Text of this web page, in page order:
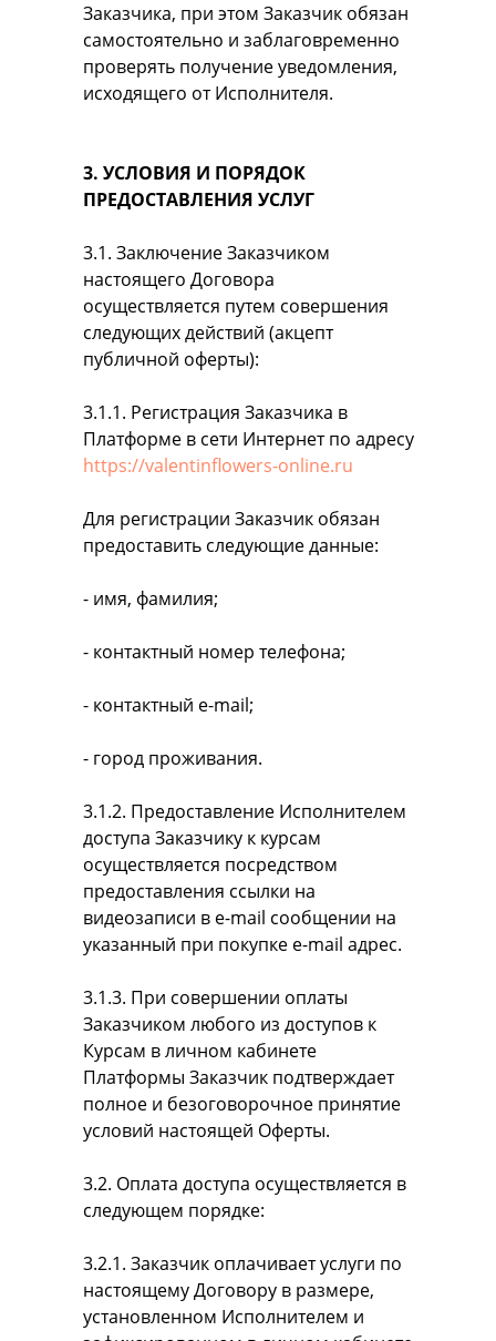
Заказчика, при этом Заказчик обязан
самостоятельно и заблаговременно
проверять получение уведомления,
исходящего от Исполнителя.
3. УСЛОВИЯ И ПОРЯДОК
ПРЕДОСТАВЛЕНИЯ УСЛУГ
3.1. Заключение Заказчиком
настоящего Договора
осуществляется путем совершения
следующих действий (акцепт
публичной оферты):
3.1.1. Регистрация Заказчика в
Платформе в сети Интернет по адресу
https://valentinflowers-online.ru
Для регистрации Заказчик обязан
предоставить следующие данные:
- имя, фамилия;
- контактный номер телефона;
- контактный e-mail;
- город проживания.
3.1.2. Предоставление Исполнителем
доступа Заказчику к курсам
осуществляется посредством
предоставления ссылки на
видеозаписи в e-mail сообщении на
указанный при покупке e-mail адрес.
3.1.3. При совершении оплаты
Заказчиком любого из доступов к
Курсам в личном кабинете
Платформы Заказчик подтверждает
полное и безоговорочное принятие
условий настоящей Оферты.
3.2. Оплата доступа осуществляется в
следующем порядке:
3.2.1. Заказчик оплачивает услуги по
настоящему Договору в размере,
установленном Исполнителем и